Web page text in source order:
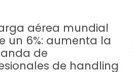
aérea mundial
un 6%: aumenta la
de
de handling